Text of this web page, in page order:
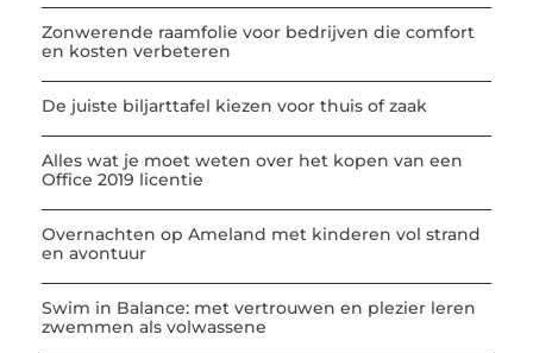
Zonwerende raamfolie voor bedrijven die comfort
en kosten verbeteren
De juiste biljarttafel kiezen voor thuis of zaak
Alles wat je moet weten over het kopen van een
Office 2019 licentie
Overnachten op Ameland met kinderen vol strand
en avontuur
Swim in Balance: met vertrouwen en plezier leren
zwemmen als volwassene